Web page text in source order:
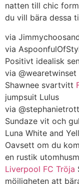
natten till chic
du vill bära dessa
via
via
Positivt idealisk
via @wearetwinset
Shawnee svartvitt
jumpsuit Lulus
via
Sundaze vit och
Luna White and
Oavsett om du
en rustik
Liverpool FC Tröja
möjligheten att